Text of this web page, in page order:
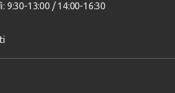
9:30-13:00 / 14:00-16:30